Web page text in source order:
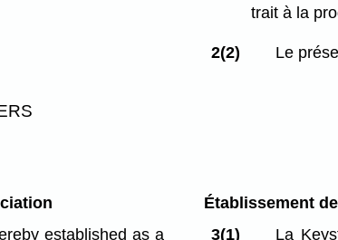
trait à la
2(2) Le
established as a
Établissement
3(1)
La